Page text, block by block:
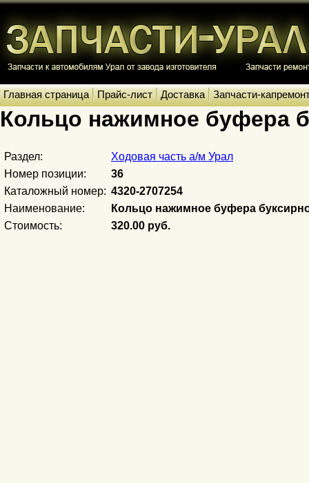
Главная страница Прайс-лист Доставка Запчасти-
Кольцо нажимное буфера
Раздел:
Ходовая часть а/м Урал
Номер позиции:
36
Каталожный номер: 4320-2707254
Наименование:
Кольцо нажимное буфера
Стоимость:
320.00 руб.